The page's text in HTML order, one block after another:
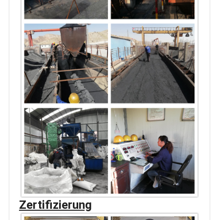
Zertifizierung